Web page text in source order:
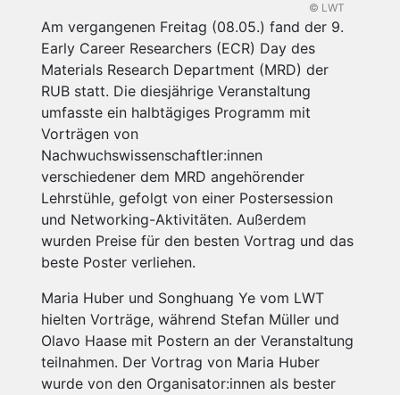
© LWT
Am vergangenen Freitag (08.05.) fand der 9.
Early Career Researchers (ECR) Day des
Materials Research Department (MRD) der
RUB statt. Die diesjährige Veranstaltung
umfasste ein halbtägiges Programm mit
Vorträgen von
Nachwuchswissenschaftler:innen
verschiedener dem MRD angehörender
Lehrstühle, gefolgt von einer Postersession
und Networking-Aktivitäten. Außerdem
wurden Preise für den besten Vortrag und das
beste Poster verliehen.
Maria Huber und Songhuang Ye vom LWT
hielten Vorträge, während Stefan Müller und
Olavo Haase mit Postern an der Veranstaltung
teilnahmen. Der Vortrag von Maria Huber
wurde von den Organisator:innen als bester